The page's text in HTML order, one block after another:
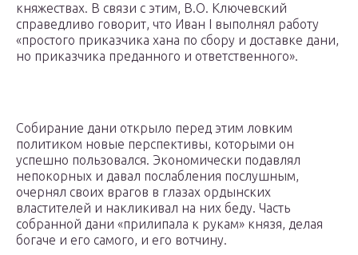
княжествах. В связи с этим, В.О. Ключевский
справедливо говорит, что Иван I выполнял работу
«простого приказчика хана по сбору и доставке дани,
но приказчика преданного и ответственного».
Собирание дани открыло перед этим ловким
политиком новые перспективы, которыми он
успешно пользовался. Экономически подавлял
непокорных и давал послабления послушным,
очернял своих врагов в глазах ордынских
властителей и накликивал на них беду. Часть
собранной дани «прилипала к рукам» князя, делая
богаче и его самого, и его вотчину.